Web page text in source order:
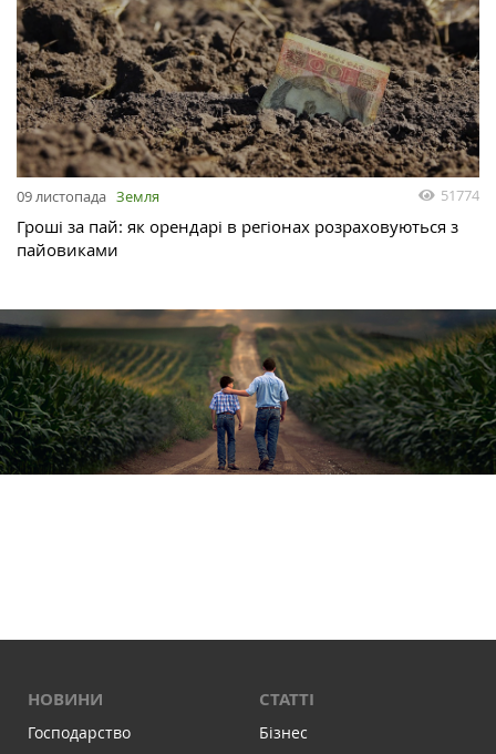
09 листопада Земля 51774
Гроші за пай: як орендарі в регіонах розраховуються з
пайовиками
НОВИНИ
Господарство
СТАТТІ
Бізнес